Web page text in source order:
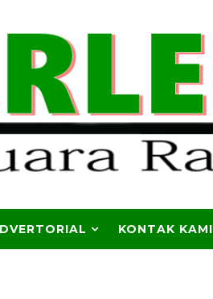
KONTAK KAMI